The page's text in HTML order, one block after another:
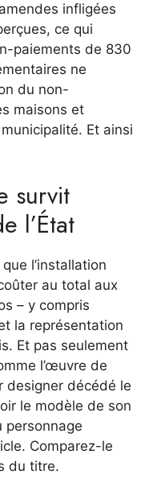
infligées
ce qui
paiements de 830
ne
du non-
maisons et
Et ainsi
survit
l’État
l’installation
au total aux
– y compris
la représentation
Et pas seulement
l’œuvre de
designer décédé le
le modèle de son
personnage
Comparez-le
du titre.